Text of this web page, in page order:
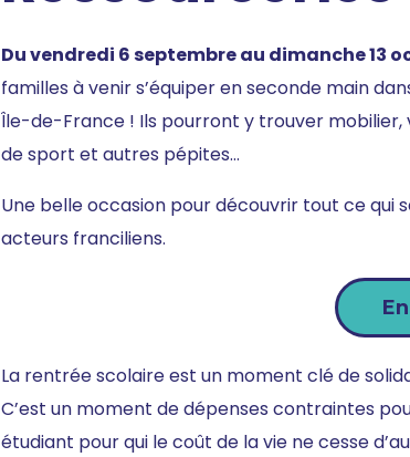
Du vendredi 6 septembre au dimanche 13
familles à venir s’équiper en seconde main
Île-de-France ! Ils pourront y trouver
de sport et autres pépites…
Une belle occasion pour découvrir tout ce qui
acteurs franciliens.
La rentrée scolaire est un moment clé de
C’est un moment de dépenses contraintes
étudiant pour qui le coût de la vie ne cesse